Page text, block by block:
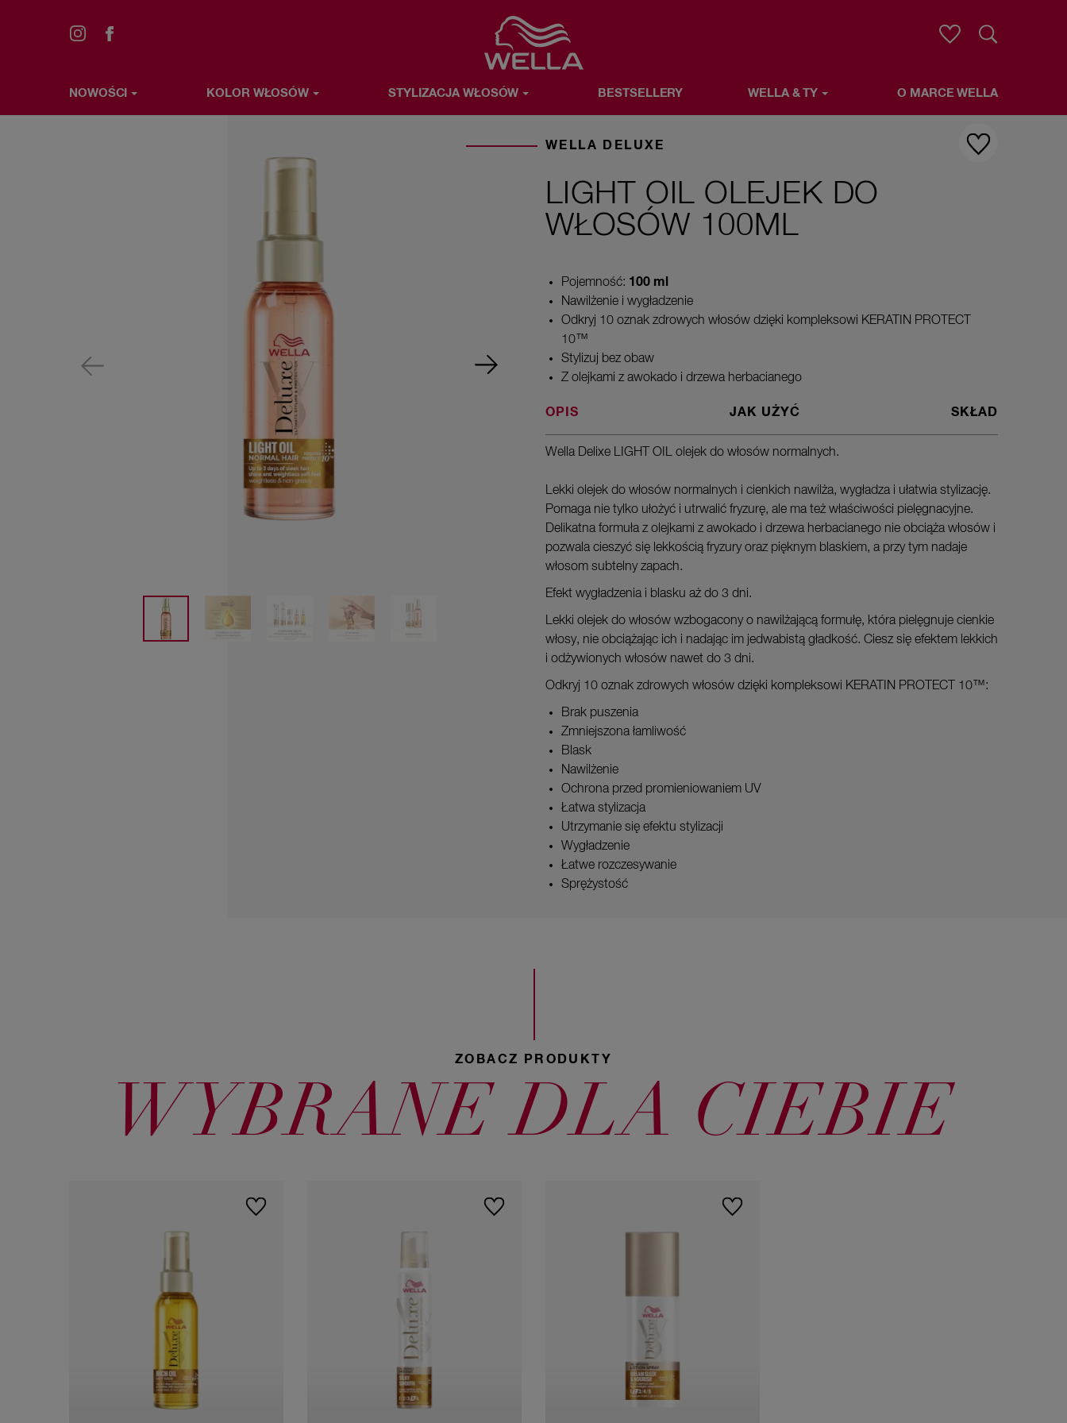
Favorite
NOWOŚCI KOLOR WŁOSÓW STYLIZACJA WŁOSÓW BESTSELLERY WELLA & TY O MARCE WELLA
WELLA DELUXE
LIGHT OIL OLEJEK DO
WŁOSÓW 100ML
Pojemność: 100 ml
Nawilżenie i wygładzenie
Odkryj 10 oznak zdrowych włosów dzięki kompleksowi KERATIN PROTECT
10™
Stylizuj bez obaw
Z olejkami z awokado i drzewa herbacianego
OPIS JAK UŻYĆ SKŁAD
Wella Delixe LIGHT OIL olejek do włosów normalnych.
Lekki olejek do włosów normalnych i cienkich nawilża, wygładza i ułatwia stylizację.
Pomaga nie tylko ułożyć i utrwalić fryzurę, ale ma też właściwości pielęgnacyjne.
Delikatna formuła z olejkami z awokado i drzewa herbacianego nie obciąża włosów i
pozwala cieszyć się lekkością fryzury oraz pięknym blaskiem, a przy tym nadaje
włosom subtelny zapach.
Efekt wygładzenia i blasku aż do 3 dni.
Lekki olejek do włosów wzbogacony o nawilżającą formułę, która pielęgnuje cienkie
włosy, nie obciążając ich i nadając im jedwabistą gładkość. Ciesz się efektem lekkich
i odżywionych włosów nawet do 3 dni.
Odkryj 10 oznak zdrowych włosów dzięki kompleksowi KERATIN PROTECT 10™:
Brak puszenia
Zmniejszona łamliwość
Blask
Nawilżenie
Ochrona przed promieniowaniem UV
Łatwa stylizacja
Utrzymanie się efektu stylizacji
Wygładzenie
Łatwe rozczesywanie
Sprężystość
ZOBACZ PRODUKTY
WYBRANE DLA CIEBIE